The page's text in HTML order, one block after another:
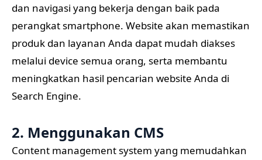
dan navigasi yang bekerja dengan baik pada
perangkat smartphone. Website akan memastikan
produk dan layanan Anda dapat mudah diakses
melalui device semua orang, serta membantu
meningkatkan hasil pencarian website Anda di
Search Engine.
2. Menggunakan CMS
Content management system yang memudahkan